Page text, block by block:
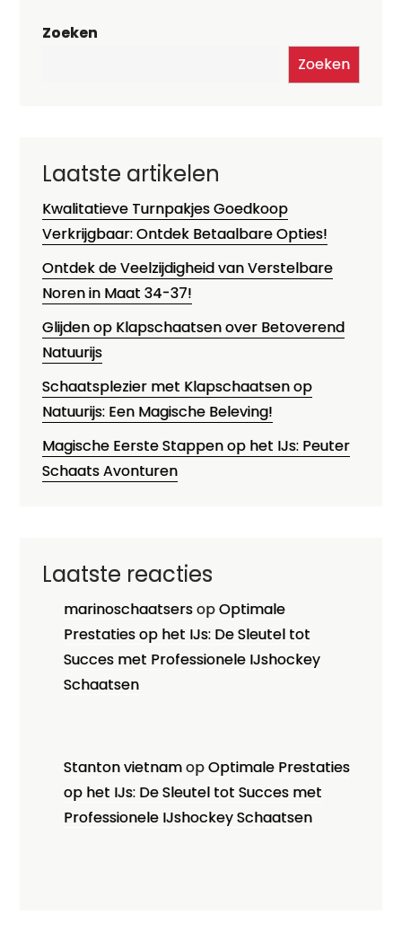
Zoeken
Zoeken
Laatste artikelen
Kwalitatieve Turnpakjes Goedkoop
Verkrijgbaar: Ontdek Betaalbare Opties!
Ontdek de Veelzijdigheid van Verstelbare
Noren in Maat 34-37!
Glijden op Klapschaatsen over Betoverend
Natuurijs
Schaatsplezier met Klapschaatsen op
Natuurijs: Een Magische Beleving!
Magische Eerste Stappen op het IJs: Peuter
Schaats Avonturen
Laatste reacties
marinoschaatsersopOptimale
Prestaties op het IJs: De Sleutel tot
Succes met Professionele IJshockey
Schaatsen
Stanton vietnamopOptimale Prestaties
op het IJs: De Sleutel tot Succes met
Professionele IJshockey Schaatsen